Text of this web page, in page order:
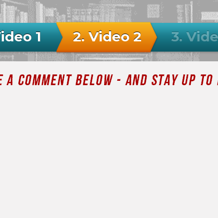
1 2. Video 2 3.